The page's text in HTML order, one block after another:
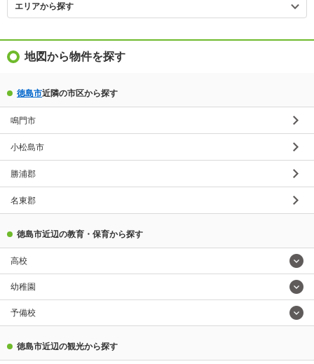
エリアから探す
地図から物件を探す
徳島市近隣の市区から探す
鳴門市
小松島市
勝浦郡
名東郡
徳島市近辺の教育・保育から探す
高校
幼稚園
予備校
徳島市近辺の観光から探す